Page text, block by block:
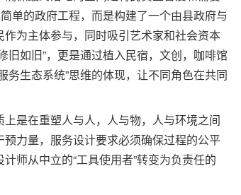
单的政府工程，而是构建了一个由县政府与
为主体参与，同时吸引艺术家和社会资本
旧如旧”，更是通过植入民宿，文创，咖啡馆
生态系统”思维的体现，让不同角色在共同
是在重塑人与人，人与物，人与环境之间
力量，服务设计要求必须确保过程的公平
师从中立的“工具使用者”转变为负责任的